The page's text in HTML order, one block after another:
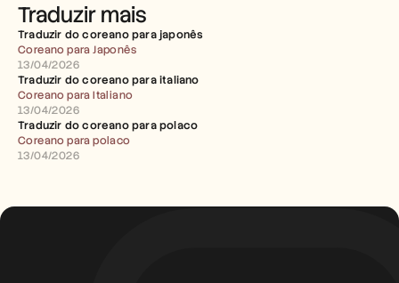
Traduzir mais
Traduzir do coreano para japonês
Coreano para Japonês
13/04/2026
Traduzir do coreano para italiano
Coreano para Italiano
13/04/2026
Traduzir do coreano para polaco
Coreano para polaco
13/04/2026